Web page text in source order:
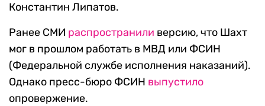
Константин Липатов.
Ранее СМИ распространили версию, что Шахт
мог в прошлом работать в МВД или ФСИН
(Федеральной службе исполнения наказаний).
Однако пресс-бюро ФСИН выпустило
опровержение.